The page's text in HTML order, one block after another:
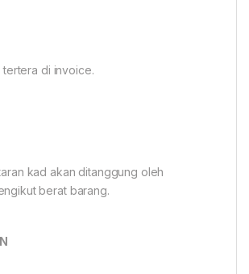
di invoice.
kad akan ditanggung oleh
berat barang.